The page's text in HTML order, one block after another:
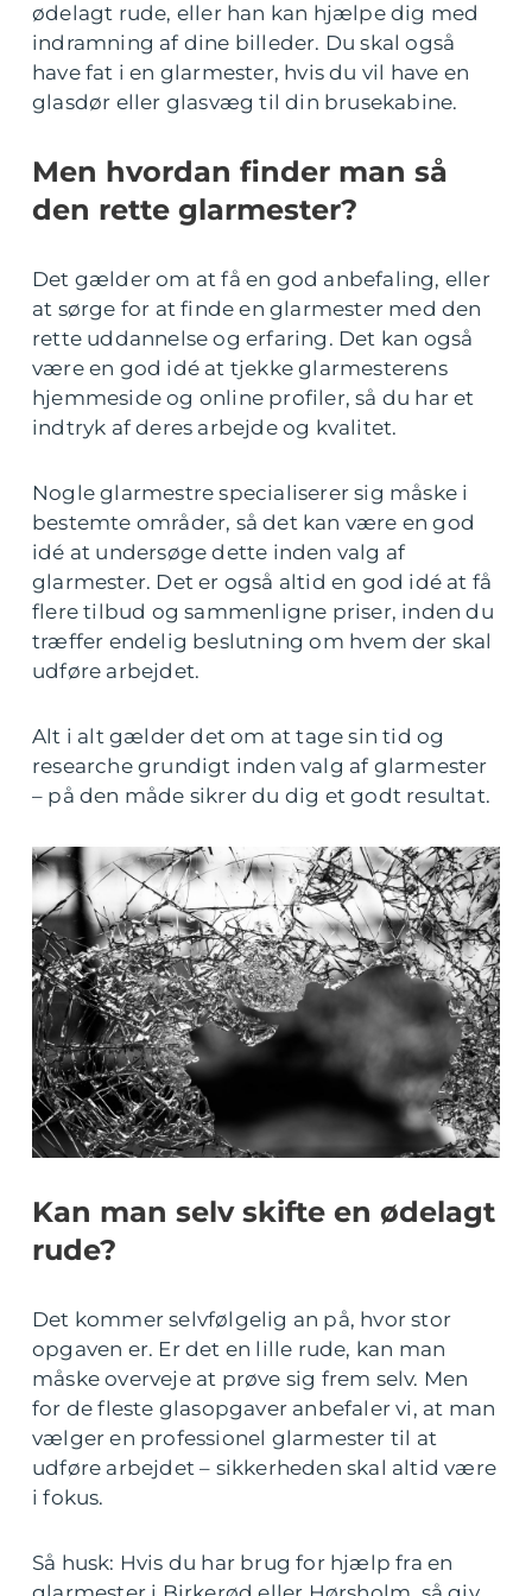
ødelagt rude, eller han kan hjælpe dig med
indramning af dine billeder. Du skal også
have fat i en glarmester, hvis du vil have en
glasdør eller glasvæg til din brusekabine.
Men hvordan finder man så
den rette glarmester?
Det gælder om at få en god anbefaling, eller
at sørge for at finde en glarmester med den
rette uddannelse og erfaring. Det kan også
være en god idé at tjekke glarmesterens
hjemmeside og online profiler, så du har et
indtryk af deres arbejde og kvalitet.
Nogle glarmestre specialiserer sig måske i
bestemte områder, så det kan være en god
idé at undersøge dette inden valg af
glarmester. Det er også altid en god idé at få
flere tilbud og sammenligne priser, inden du
træffer endelig beslutning om hvem der skal
udføre arbejdet.
Alt i alt gælder det om at tage sin tid og
researche grundigt inden valg af glarmester
– på den måde sikrer du dig et godt resultat.
Kan man selv skifte en ødelagt
rude?
Det kommer selvfølgelig an på, hvor stor
opgaven er. Er det en lille rude, kan man
måske overveje at prøve sig frem selv. Men
for de fleste glasopgaver anbefaler vi, at man
vælger en professionel glarmester til at
udføre arbejdet – sikkerheden skal altid være
i fokus.
Så husk: Hvis du har brug for hjælp fra en